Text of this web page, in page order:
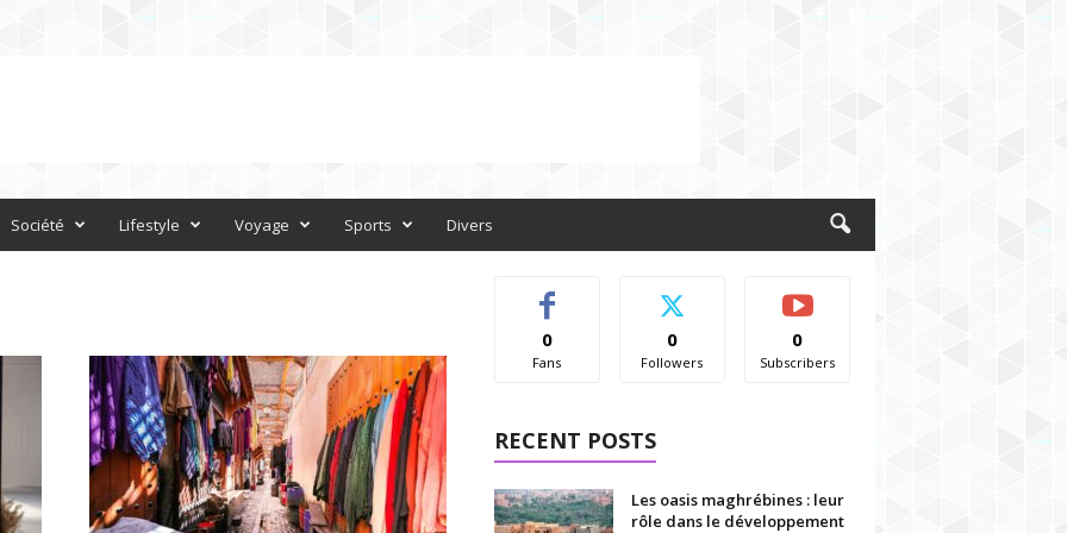
Société Lifestyle Voyage Sports Divers
0
Fans
0
Followers
0
Subscribers
RECENT POSTS
Les oasis maghrébines : leur
rôle dans le développement